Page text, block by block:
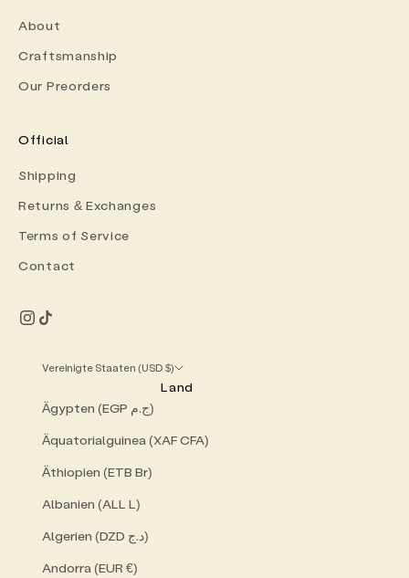
About
Craftsmanship
Our Preorders
Official
Shipping
Returns & Exchanges
Terms of Service
Contact
Vereinigte Staaten (USD $)
Land
Ägypten (EGP ج.م)
Äquatorialguinea (XAF CFA)
Äthiopien (ETB Br)
Albanien (ALL L)
Algerien (DZD د.ج)
Andorra (EUR €)